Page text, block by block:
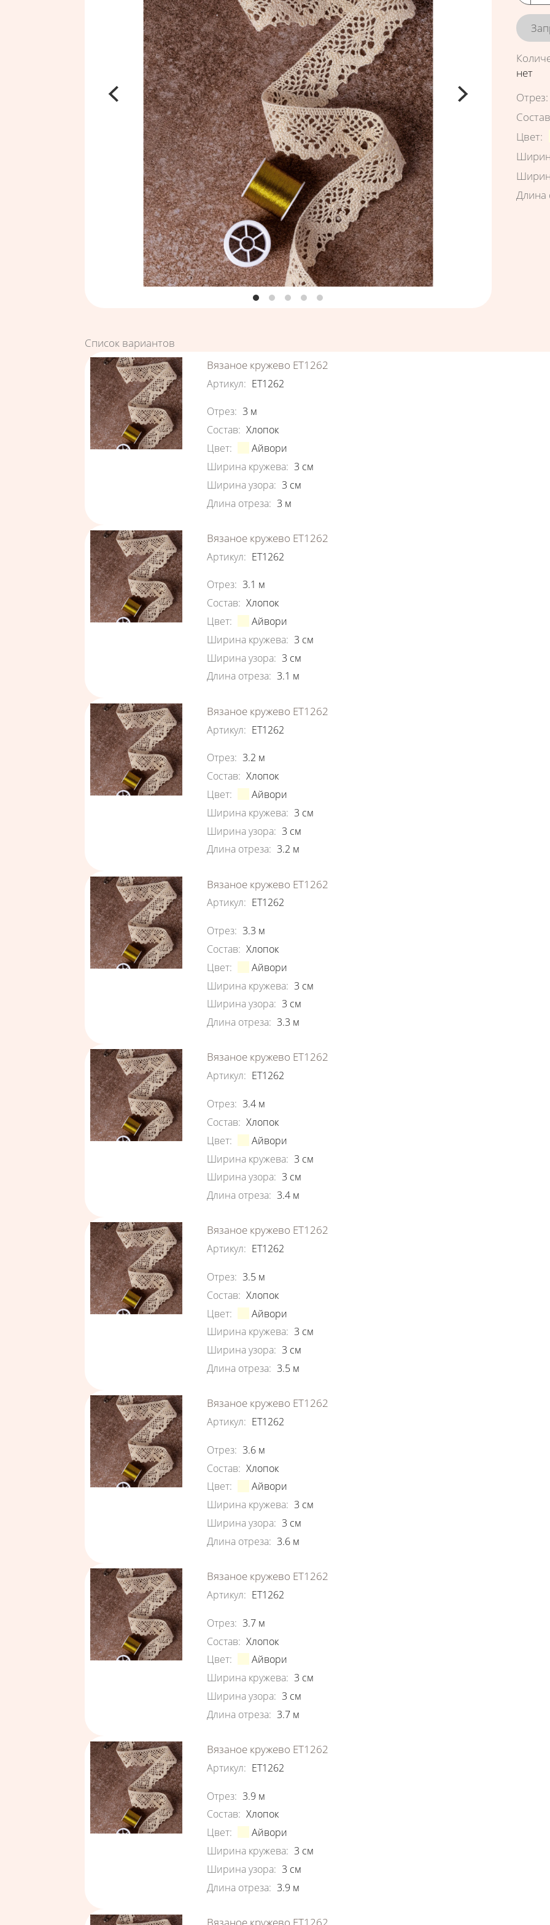
нет
Отрез:
Состав
Цвет:
Длина
Список вариантов
Вязаное кружево ЕТ1262
Артикул: ЕТ1262
Характеристики
Отрез: 3 м
Состав: Хлопок
Цвет:
Айвори
Ширина кружева: 3 см
Ширина узора: 3 см
Длина отреза: 3 м
Вязаное кружево ЕТ1262
Артикул: ЕТ1262
Характеристики
Отрез: 3.1 м
Состав: Хлопок
Цвет:
Айвори
Ширина кружева: 3 см
Ширина узора: 3 см
Длина отреза: 3.1 м
Вязаное кружево ЕТ1262
Артикул: ЕТ1262
Характеристики
Отрез: 3.2 м
Состав: Хлопок
Цвет:
Айвори
Ширина кружева: 3 см
Ширина узора: 3 см
Длина отреза: 3.2 м
Вязаное кружево ЕТ1262
Артикул: ЕТ1262
Характеристики
Отрез: 3.3 м
Состав: Хлопок
Цвет:
Айвори
Ширина кружева: 3 см
Ширина узора: 3 см
Длина отреза: 3.3 м
Вязаное кружево ЕТ1262
Артикул: ЕТ1262
Характеристики
Отрез: 3.4 м
Состав: Хлопок
Цвет:
Айвори
Ширина кружева: 3 см
Ширина узора: 3 см
Длина отреза: 3.4 м
Вязаное кружево ЕТ1262
Артикул: ЕТ1262
Характеристики
Отрез: 3.5 м
Состав: Хлопок
Цвет:
Айвори
Ширина кружева: 3 см
Ширина узора: 3 см
Длина отреза: 3.5 м
Вязаное кружево ЕТ1262
Артикул: ЕТ1262
Характеристики
Отрез: 3.6 м
Состав: Хлопок
Цвет:
Айвори
Ширина кружева: 3 см
Ширина узора: 3 см
Длина отреза: 3.6 м
Вязаное кружево ЕТ1262
Артикул: ЕТ1262
Характеристики
Отрез: 3.7 м
Состав: Хлопок
Цвет:
Айвори
Ширина кружева: 3 см
Ширина узора: 3 см
Длина отреза: 3.7 м
Вязаное кружево ЕТ1262
Артикул: ЕТ1262
Характеристики
Отрез: 3.9 м
Состав: Хлопок
Цвет:
Айвори
Ширина кружева: 3 см
Ширина узора: 3 см
Длина отреза: 3.9 м
Вязаное кружево ЕТ1262